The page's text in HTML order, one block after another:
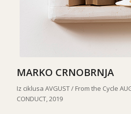
MARKO CRNOBRNJA
Iz ciklusa AVGUST / From the Cycle
CONDUCT, 2019